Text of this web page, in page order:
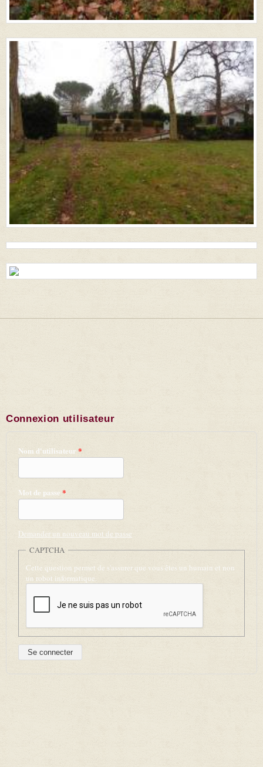
Connexion utilisateur
Nom d'utilisateur *
Mot de passe *
Demander un nouveau mot de passe
CAPTCHA
Cette question permet de s'assurer que vous êtes un humain et non
un robot informatique.